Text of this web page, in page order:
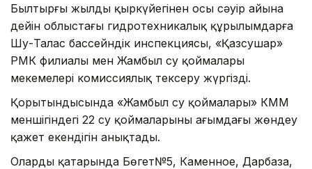
Былтырғы жылдың қыркүйегінен осы сәуір айына
дейін облыстағы гидротехникалық құрылымдарға
Шу-Талас бассейндік инспекциясы, «Қазсушар»
РМК филиалы мен Жамбыл су қоймалары
мекемелері комиссиялық тексеру жүргізді.
Қорытындысында «Жамбыл су қоймалары» КММ
меншігіндегі 22 су қоймаларының ағымдағы жөндеу
қажет екендігін анықтады.
Олардың қатарында Бөгет№5, Каменное, Дарбаза,